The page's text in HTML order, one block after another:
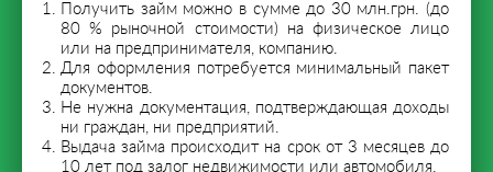
Получить займ можно в сумме до 30 млн.грн. (до
80 % рыночной стоимости) на физическое лицо
или на предпринимателя, компанию.
Для оформления потребуется минимальный пакет
документов.
Не нужна документация, подтверждающая доходы
ни граждан, ни предприятий.
Выдача займа происходит на срок от 3 месяцев до
10 лет под залог недвижимости или автомобиля.